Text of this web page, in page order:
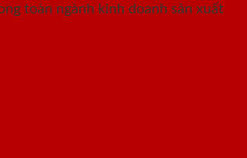
toàn ngành kinh doanh sản xuất